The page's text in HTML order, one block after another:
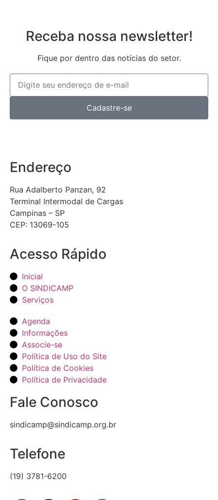
Receba nossa newsletter!
Fique por dentro das notícias do setor.
Cadastre-se
Endereço
Rua Adalberto Panzan, 92
Terminal Intermodal de Cargas
Campinas – SP
CEP: 13069-105
Acesso Rápido
Inicial
O SINDICAMP
Serviços
Agenda
Informações
Associe-se
Política de Uso do Site
Política de Cookies
Política de Privacidade
Fale Conosco
sindicamp@sindicamp.org.br
Telefone
(19) 3781-6200